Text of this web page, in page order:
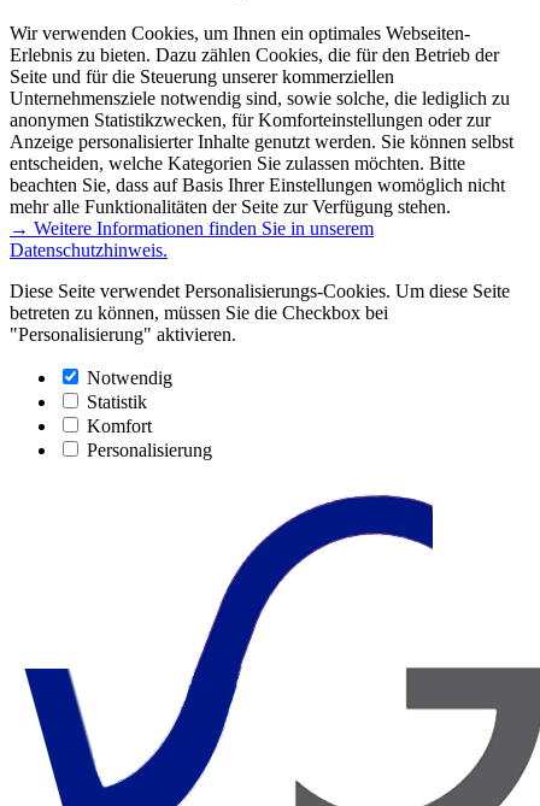
Wir verwenden Cookies, um Ihnen ein optimales Webseiten-
Erlebnis zu bieten. Dazu zählen Cookies, die für den Betrieb der
Seite und für die Steuerung unserer kommerziellen
Unternehmensziele notwendig sind, sowie solche, die lediglich zu
anonymen Statistikzwecken, für Komforteinstellungen oder zur
Anzeige personalisierter Inhalte genutzt werden. Sie können selbst
entscheiden, welche Kategorien Sie zulassen möchten. Bitte
beachten Sie, dass auf Basis Ihrer Einstellungen womöglich nicht
mehr alle Funktionalitäten der Seite zur Verfügung stehen.
→ Weitere Informationen finden Sie in unserem
Datenschutzhinweis.
Diese Seite verwendet Personalisierungs-Cookies. Um diese Seite
betreten zu können, müssen Sie die Checkbox bei
"Personalisierung" aktivieren.
Notwendig
Statistik
Komfort
Personalisierung